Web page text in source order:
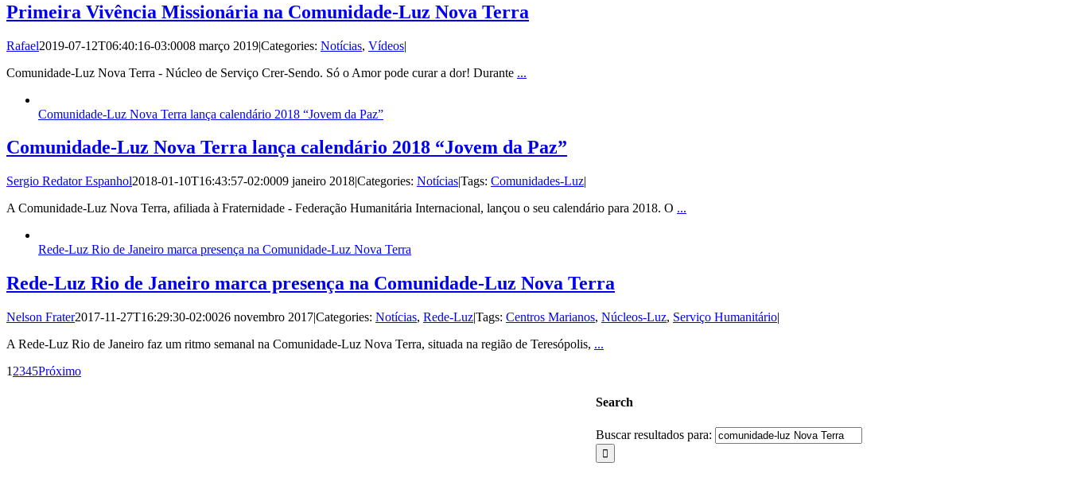
Primeira Vivência Missionária na Comunidade-Luz Nova Terra
Rafael2019-07-12T06:40:16-03:0008 março 2019|Categories: Notícias, Vídeos|
Comunidade-Luz Nova Terra - Núcleo de Serviço Crer-Sendo. Só o Amor pode curar a dor! Durante ...
Comunidade-Luz Nova Terra lança calendário 2018 “Jovem da Paz”
Comunidade-Luz Nova Terra lança calendário 2018 “Jovem da Paz”
Sergio Redator Espanhol2018-01-10T16:43:57-02:0009 janeiro 2018|Categories: Notícias|Tags: Comunidades-Luz|
A Comunidade-Luz Nova Terra, afiliada à Fraternidade - Federação Humanitária Internacional, lançou o seu calendário para 2018. O ...
Rede-Luz Rio de Janeiro marca presença na Comunidade-Luz Nova Terra
Rede-Luz Rio de Janeiro marca presença na Comunidade-Luz Nova Terra
Nelson Frater2017-11-27T16:29:30-02:0026 novembro 2017|Categories: Notícias, Rede-Luz|Tags: Centros Marianos, Núcleos-Luz, Serviço Humanitário|
A Rede-Luz Rio de Janeiro faz um ritmo semanal na Comunidade-Luz Nova Terra, situada na região de Teresópolis, ...
1 2345Próximo
Search
Buscar resultados para: